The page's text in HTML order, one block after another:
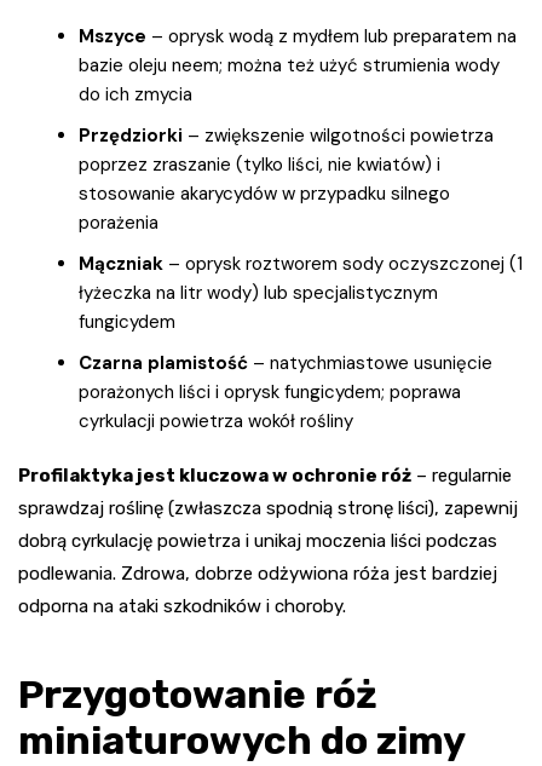
Mszyce – oprysk wodą z mydłem lub preparatem na
bazie oleju neem; można też użyć strumienia wody
do ich zmycia
Przędziorki – zwiększenie wilgotności powietrza
poprzez zraszanie (tylko liści, nie kwiatów) i
stosowanie akarycydów w przypadku silnego
porażenia
Mączniak – oprysk roztworem sody oczyszczonej (1
łyżeczka na litr wody) lub specjalistycznym
fungicydem
Czarna plamistość – natychmiastowe usunięcie
porażonych liści i oprysk fungicydem; poprawa
cyrkulacji powietrza wokół rośliny
Profilaktyka jest kluczowa w ochronie róż – regularnie
sprawdzaj roślinę (zwłaszcza spodnią stronę liści), zapewnij
dobrą cyrkulację powietrza i unikaj moczenia liści podczas
podlewania. Zdrowa, dobrze odżywiona róża jest bardziej
odporna na ataki szkodników i choroby.
Przygotowanie róż
miniaturowych do zimy